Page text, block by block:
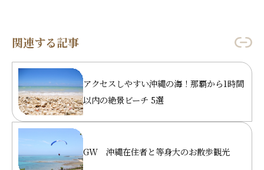
関連する記事
アクセスしやすい沖縄の海！那覇から1時間
以内の絶景ビーチ 5選
GW 沖縄在住者と等身大のお散歩観光